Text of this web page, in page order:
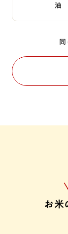
油
お米